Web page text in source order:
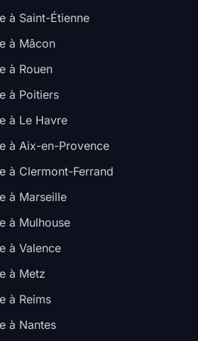
à Saint-Étienne
à Mâcon
à Rouen
à Poitiers
à Le Havre
à Aix-en-Provence
à Clermont-Ferrand
à Marseille
à Mulhouse
à Valence
à Metz
à Reims
à Nantes